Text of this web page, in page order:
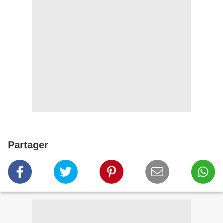
Partager